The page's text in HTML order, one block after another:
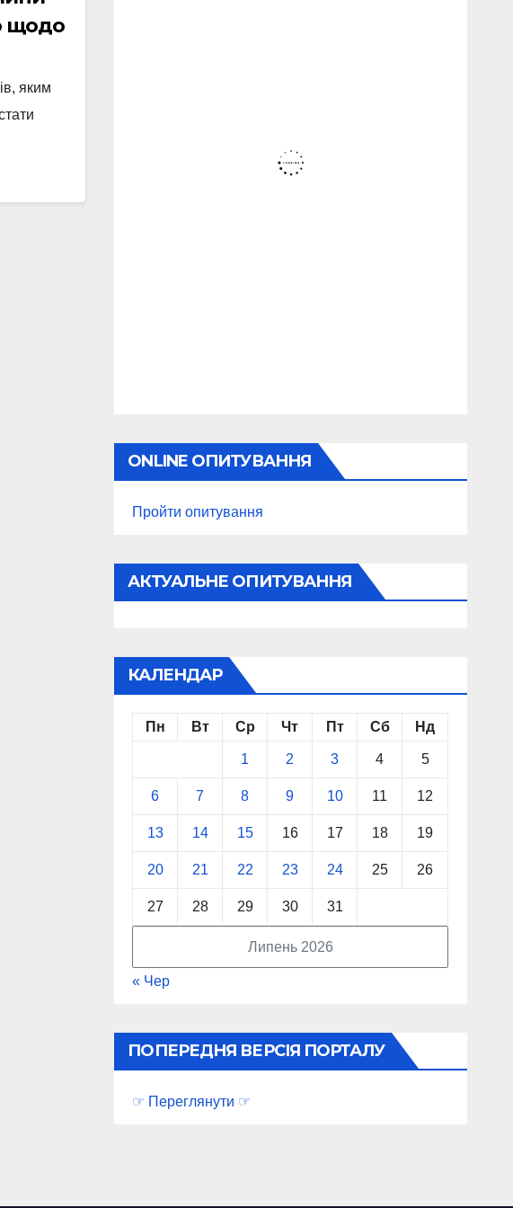
щодо
яким
ONLINE ОПИТУВАННЯ
Пройти опитування
АКТУАЛЬНЕ ОПИТУВАННЯ
КАЛЕНДАР
Липень 2026
Пн Вт Ср Чт Пт Сб Нд
1 2 3 4 5
6 7 8 9 10 11 12
13 14 15 16 17 18 19
20 21 22 23 24 25 26
27 28 29 30 31
« Чер
ПОПЕРЕДНЯ ВЕРСІЯ ПОРТАЛУ
☞ Переглянути ☞